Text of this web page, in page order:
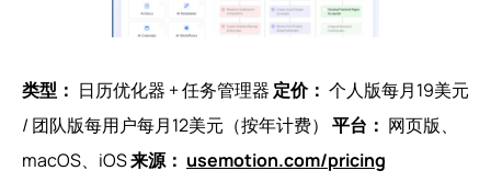
类型： 日历优化器 + 任务管理器 定价： 个人版每月19美元
/ 团队版每用户每月12美元（按年计费） 平台： 网页版、
macOS、iOS来源： usemotion.com/pricing